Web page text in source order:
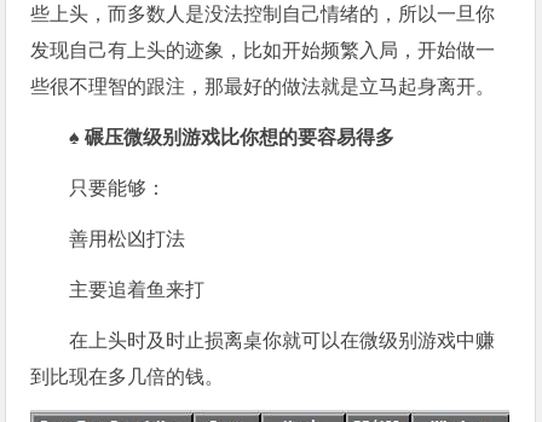
些上头，而多数人是没法控制自己情绪的，所以一旦你
发现自己有上头的迹象，比如开始频繁入局，开始做一
些很不理智的跟注，那最好的做法就是立马起身离开。
♠ 碾压微级别游戏比你想的要容易得多
只要能够：
善用松凶打法
主要追着鱼来打
在上头时及时止损离桌你就可以在微级别游戏中赚
到比现在多几倍的钱。